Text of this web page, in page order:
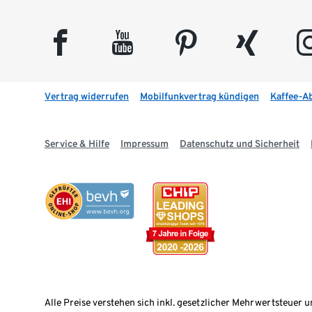
facebook youtube pinterest xing
Vertrag widerrufen Mobilfunkvertrag kündigen Kaffee-
Service & Hilfe Impressum Datenschutz und Sicherheit
Alle Preise verstehen sich inkl. gesetzlicher Mehrwertsteuer